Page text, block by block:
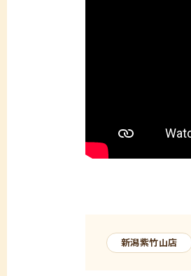
新潟紫竹山店